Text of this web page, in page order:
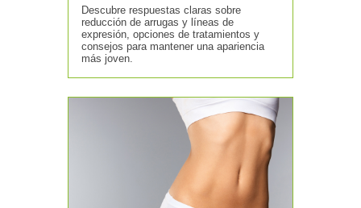
Descubre respuestas claras sobre
reducción de arrugas y líneas de
expresión, opciones de tratamientos y
consejos para mantener una apariencia
más joven.